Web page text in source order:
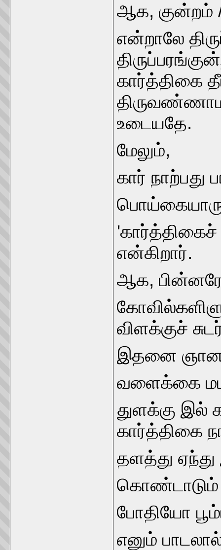
ஆக, குன்றம்
என்றாலே
கார்த்திகை
உடையதே.
மேலும்,
கார் நாற்பது
என்கிறார்.
ஆக,
விளக்குச்
இதனை ஞான
வளைக்கை மட
துளக்கு இல்
கார்த்திகை
தளத்து
கொண்டாடும்
போதியோ
எனும்